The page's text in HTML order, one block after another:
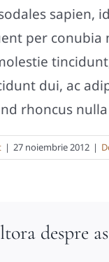
sapien,
per conubia
dui, ac
rhoncus
| 27 noiembrie 2012 |
despre